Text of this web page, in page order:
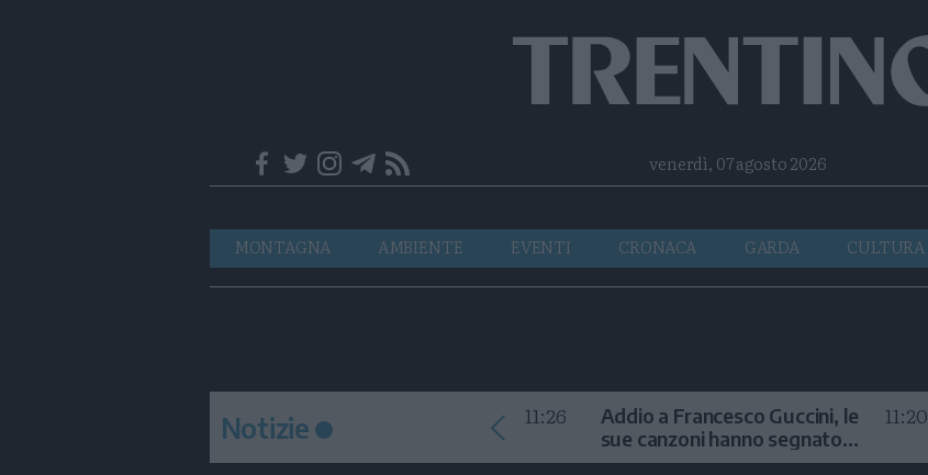
Telegram
RSSvenerdì, 07 agosto 2026
Navigazione
principale
MONTAGNA AMBIENTE EVENTI CRONACA GARDA CULTURA
Notizie 11:26
Addio a Francesco Guccini, le
sue canzoni hanno segnato
la storia
11:20